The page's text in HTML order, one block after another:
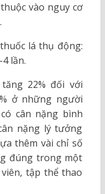
vào nguy cơ
lá thụ động:
lần.
22% đối với
ở những người
cân nặng bình
nặng lý tưởng
thêm vài chỉ số
đúng trong một
tập thể thao